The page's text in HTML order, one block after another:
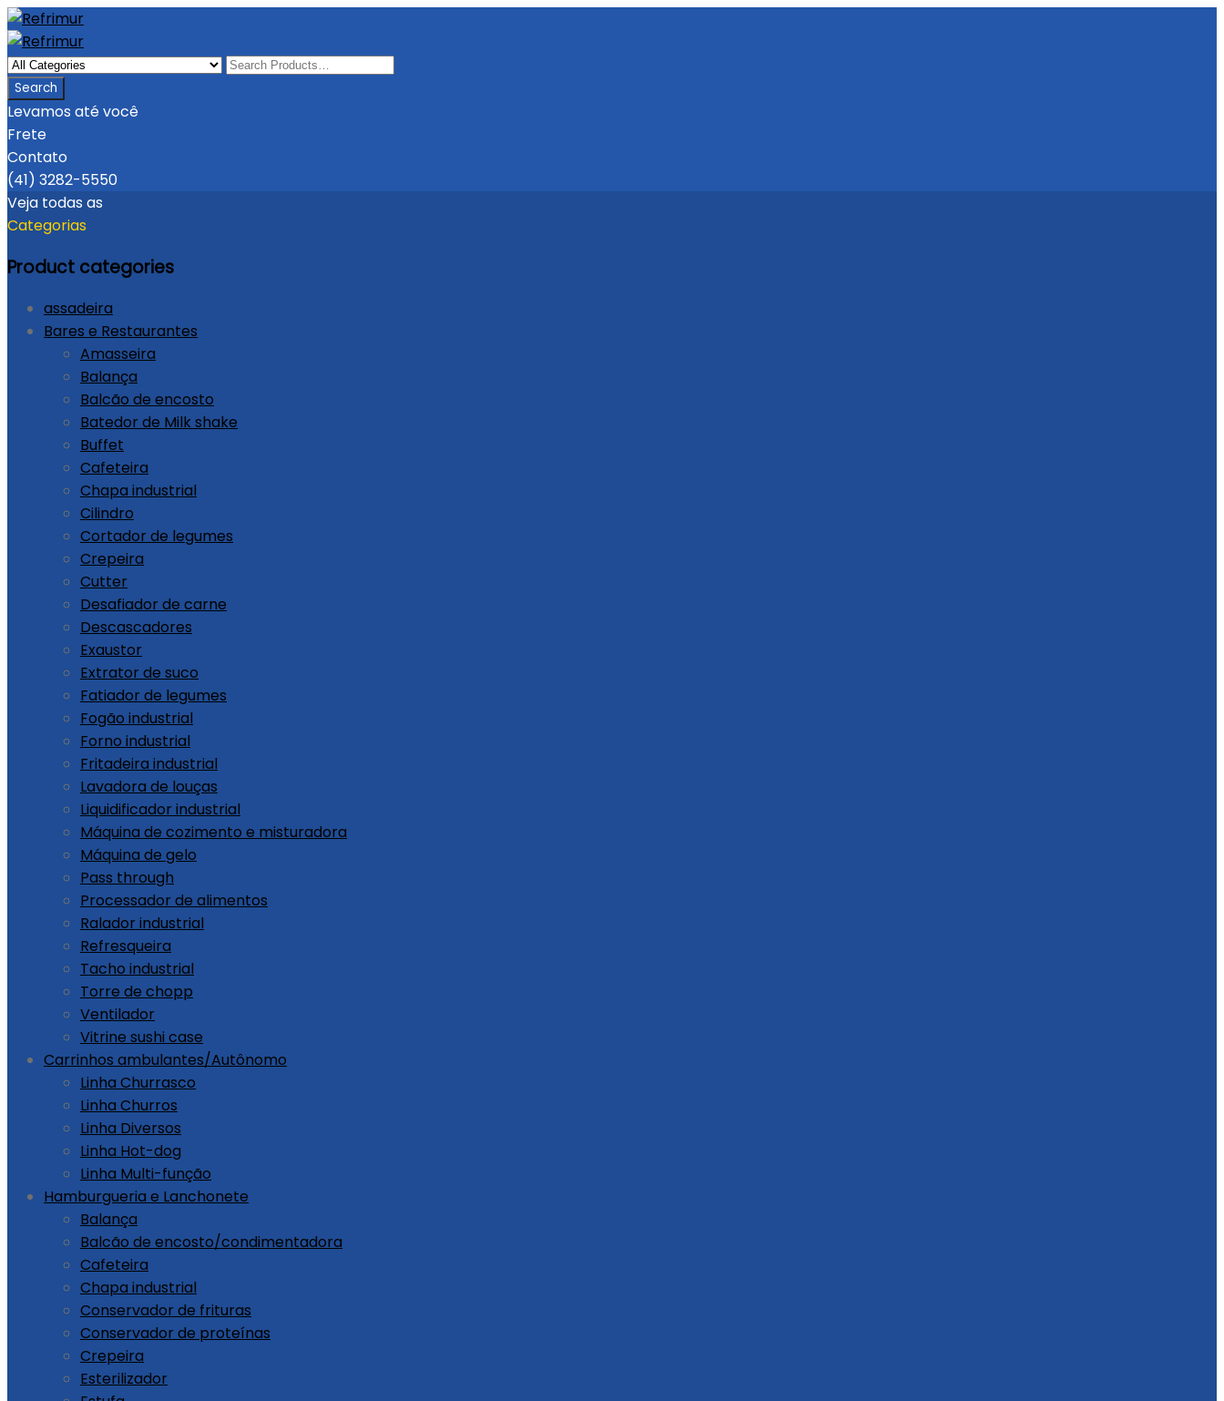
Levamos até você
Frete
Contato
(41) 3282-5550
Veja todas as
Categorias
Product categories
assadeira
Bares e Restaurantes
Amasseira
Balança
Balcão de encosto
Batedor de Milk shake
Buffet
Cafeteira
Chapa industrial
Cilindro
Cortador de legumes
Crepeira
Cutter
Desafiador de carne
Descascadores
Exaustor
Extrator de suco
Fatiador de legumes
Fogão industrial
Forno industrial
Fritadeira industrial
Lavadora de louças
Liquidificador industrial
Máquina de cozimento e misturadora
Máquina de gelo
Pass through
Processador de alimentos
Ralador industrial
Refresqueira
Tacho industrial
Torre de chopp
Ventilador
Vitrine sushi case
Carrinhos ambulantes/Autônomo
Linha Churrasco
Linha Churros
Linha Diversos
Linha Hot-dog
Linha Multi-função
Hamburgueria e Lanchonete
Balança
Balcão de encosto/condimentadora
Cafeteira
Chapa industrial
Conservador de frituras
Conservador de proteínas
Crepeira
Esterilizador